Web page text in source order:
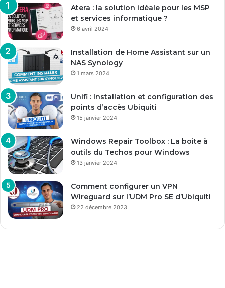
Atera : la solution idéale pour les MSP
et services informatique ?
6 avril 2024
Installation de Home Assistant sur un
NAS Synology
1 mars 2024
Unifi : Installation et configuration des
points d’accès Ubiquiti
15 janvier 2024
Windows Repair Toolbox : La boite à
outils du Techos pour Windows
13 janvier 2024
Comment configurer un VPN
Wireguard sur l’UDM Pro SE d’Ubiquiti
22 décembre 2023